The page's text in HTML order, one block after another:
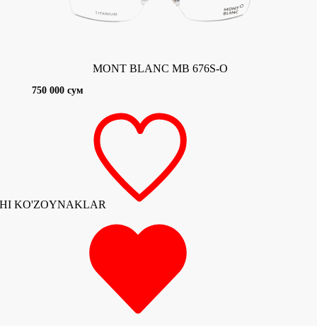
KO'ZOYNAKLAR
MONT BLANC MB 676S-O
750 000 сум